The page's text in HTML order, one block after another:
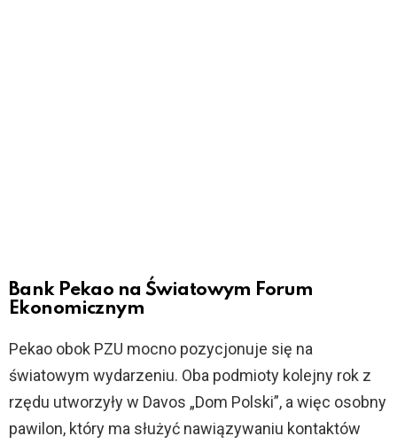
Bank Pekao na Światowym Forum
Ekonomicznym
Pekao obok PZU mocno pozycjonuje się na
światowym wydarzeniu. Oba podmioty kolejny rok z
rzędu utworzyły w Davos „Dom Polski”, a więc osobny
pawilon, który ma służyć nawiązywaniu kontaktów